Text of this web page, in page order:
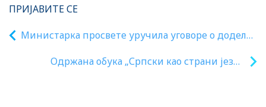
ПРИЈАВИТЕ СЕ
Министарка просвете уручила уговоре о додели
основних и средњих школа
Одржана обука „Српски као страни језик